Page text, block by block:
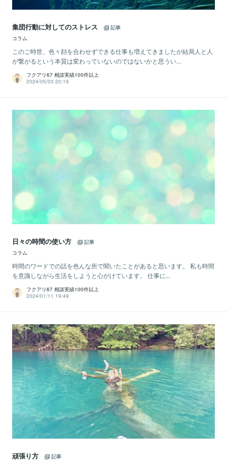
集団行動に対してのストレス
記事
コラム
このご時世、色々顔を合わせずできる仕事も増えてきましたが結局人と人
が繋がるという本質は変わっていないのではないかと思うい...
フクアリ67 相談実績100件以上
2024/05/03 20:19
日々の時間の使い方
記事
コラム
時間のワードでの話を色んな所で聞いたことがあると思います。 私も時間
を意識しながら生活をしようと心がけています。 仕事に...
フクアリ67 相談実績100件以上
2024/01/11 19:49
頑張り方 記事